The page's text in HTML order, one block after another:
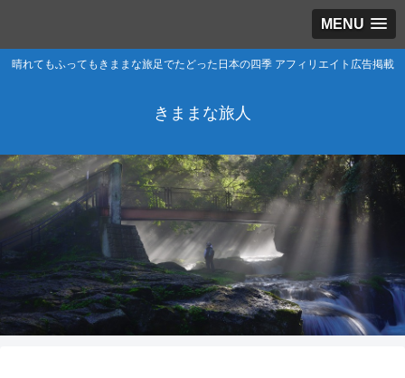
MENU
晴れてもふってもきままな旅足でたどった日本の四季 アフィリエイト広告掲載
きままな旅人